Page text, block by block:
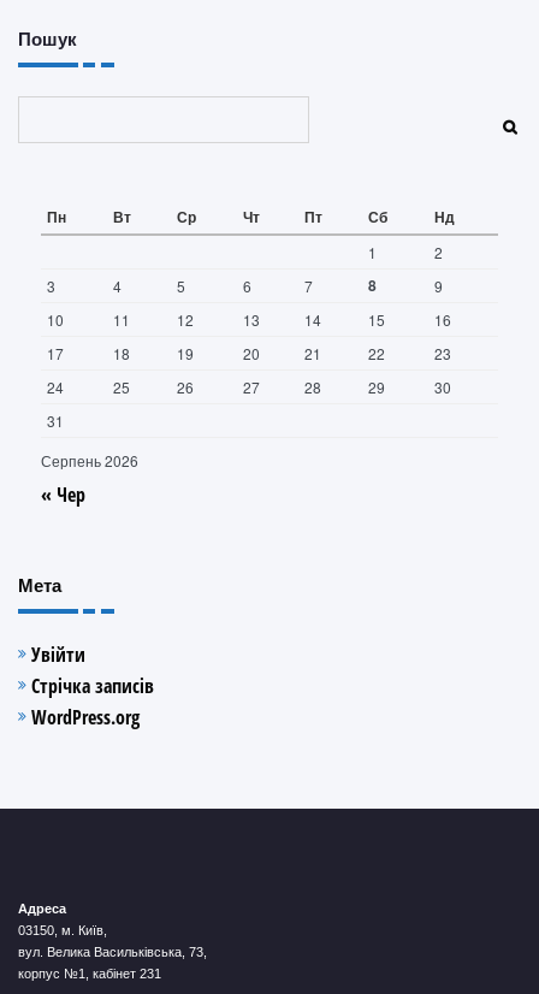
Пошук
Серпень 2026
Пн Вт Ср Чт Пт Сб Нд
1
2
3
4 5 6 7 8
9
10
11 12 13 14 15
16
17
18 19 20 21 22
23
24
25 26 27 28 29
30
31
« Чер
Мета
Увійти
Стрічка записів
WordPress.org
Адреса
03150, м. Київ,
вул. Велика Васильківська, 73,
корпус №1, кабінет 231